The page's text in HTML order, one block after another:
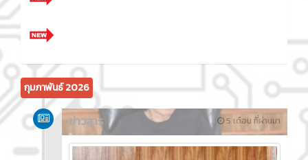
กุมภาพันธ์ 2026
5 เดือน ที่ผ่านมา
ข่าวสาร